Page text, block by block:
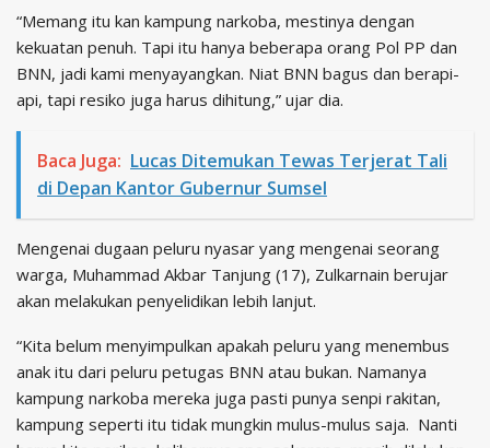
“Memang itu kan kampung narkoba, mestinya dengan
kekuatan penuh. Tapi itu hanya beberapa orang Pol PP dan
BNN, jadi kami menyayangkan. Niat BNN bagus dan berapi-
api, tapi resiko juga harus dihitung,” ujar dia.
Baca Juga: Lucas Ditemukan Tewas Terjerat Tali
di Depan Kantor Gubernur Sumsel
Mengenai dugaan peluru nyasar yang mengenai seorang
warga, Muhammad Akbar Tanjung (17), Zulkarnain berujar
akan melakukan penyelidikan lebih lanjut.
“Kita belum menyimpulkan apakah peluru yang menembus
anak itu dari peluru petugas BNN atau bukan. Namanya
kampung narkoba mereka juga pasti punya senpi rakitan,
kampung seperti itu tidak mungkin mulus-mulus saja. Nanti